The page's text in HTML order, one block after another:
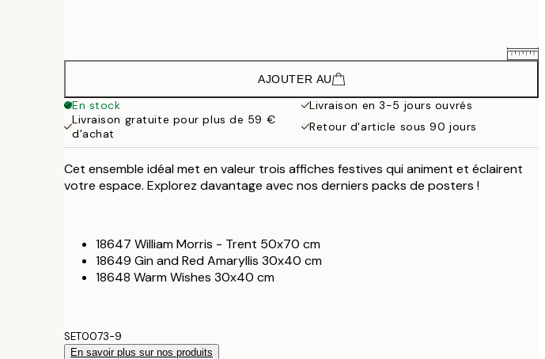
72,35 €
AJOUTER AU
En stock
Livraison en 3-5 jours ouvrés
Livraison gratuite pour plus de 59 €
d'achat
Retour d'article sous 90 jours
Cet ensemble idéal met en valeur trois affiches festives qui animent et éclairent
votre espace. Explorez davantage avec nos derniers packs de posters !
18647 William Morris - Trent 50x70 cm
18649 Gin and Red Amaryllis 30x40 cm
18648 Warm Wishes 30x40 cm
SET0073-9
En savoir plus sur nos produits